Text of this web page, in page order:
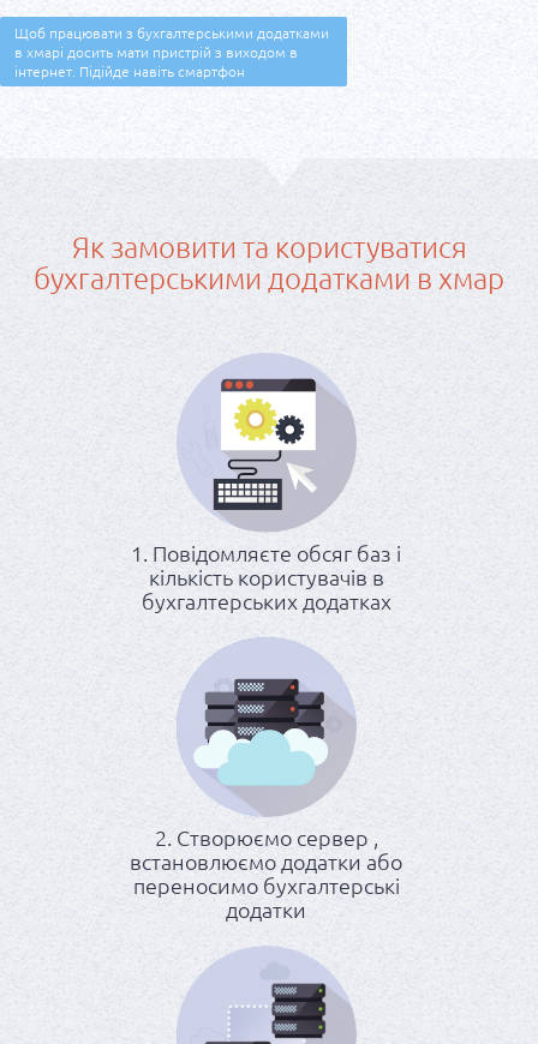
Щоб працювати з бухгалтерськими додатками
в ​​хмарі досить мати пристрій з виходом в
інтернет. Підійде навіть смартфон
Як замовити та користуватися
бухгалтерськими додатками в хмар
1. Повідомляєте обсяг баз і
кількість користувачів в
бухгалтерських додатках
2. Створюємо сервер ,
встановлюємо додатки або
переносимо бухгалтерські
додатки